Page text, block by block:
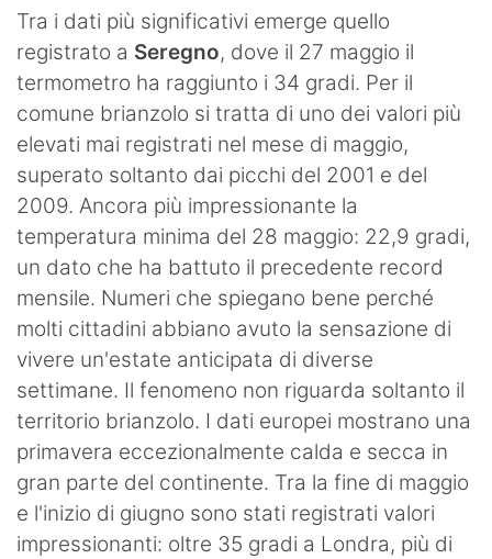
Tra i dati più significativi emerge quello
registrato a Seregno, dove il 27 maggio il
termometro ha raggiunto i 34 gradi. Per il
comune brianzolo si tratta di uno dei valori più
elevati mai registrati nel mese di maggio,
superato soltanto dai picchi del 2001 e del
2009. Ancora più impressionante la
temperatura minima del 28 maggio: 22,9 gradi,
un dato che ha battuto il precedente record
mensile. Numeri che spiegano bene perché
molti cittadini abbiano avuto la sensazione di
vivere un'estate anticipata di diverse
settimane. Il fenomeno non riguarda soltanto il
territorio brianzolo. I dati europei mostrano una
primavera eccezionalmente calda e secca in
gran parte del continente. Tra la fine di maggio
e l'inizio di giugno sono stati registrati valori
impressionanti: oltre 35 gradi a Londra, più di